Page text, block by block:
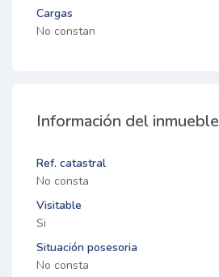
Cargas
No constan
Información del inmueble
Ref. catastral
No consta
Visitable
Si
Situación posesoria
No consta